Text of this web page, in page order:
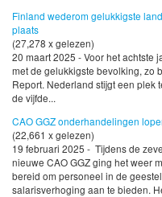
Finland wederom gelukkigste
plaats
(27,278 x gelezen)
20 maart 2025 - Voor het achtste
met de gelukkigste bevolking, zo
Report. Nederland stijgt een plek
de vijfde...
CAO GGZ onderhandelingen
(22,661 x gelezen)
19 februari 2025 - Tijdens de
nieuwe CAO GGZ ging het weer
bereid om personeel in de
salarisverhoging aan te bieden.